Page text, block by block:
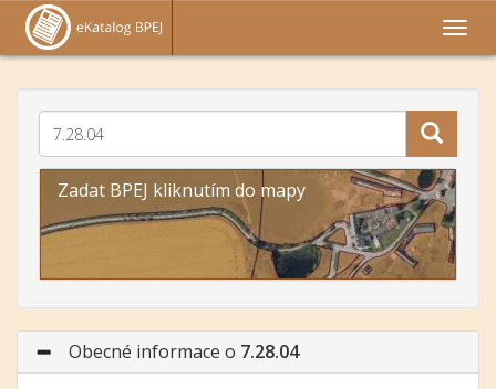
Zadat BPEJ kliknutím do mapy
Obecné informace o 7.28.04